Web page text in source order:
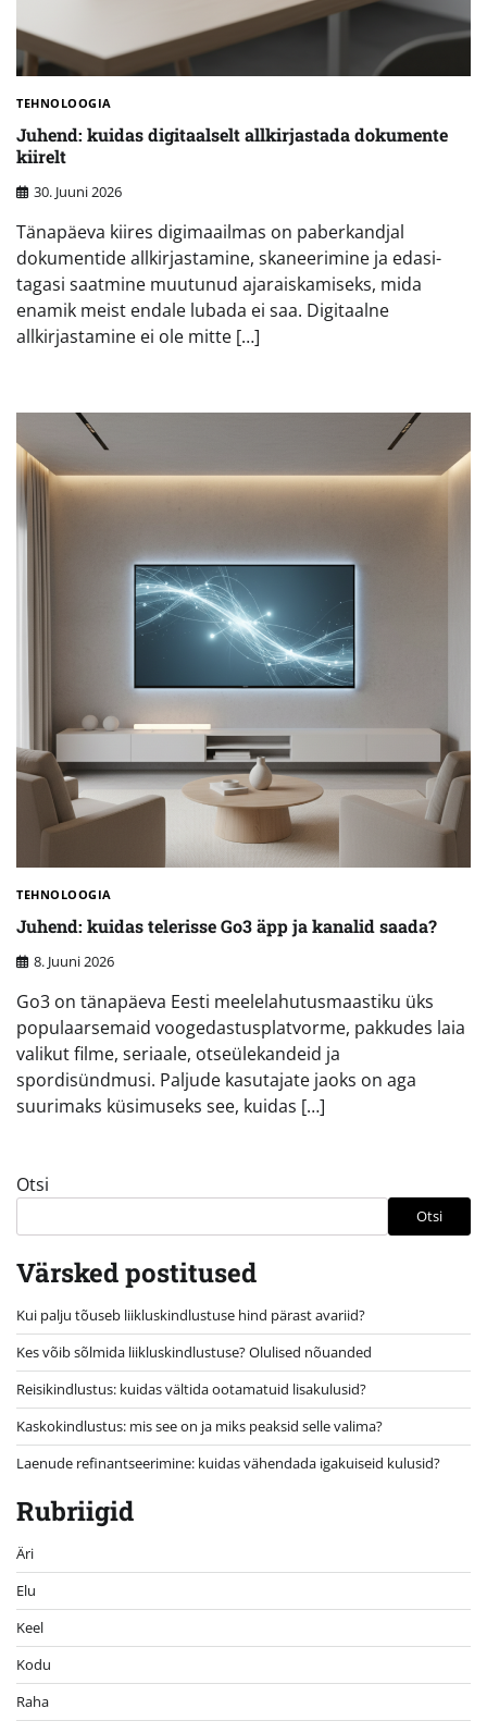
TEHNOLOOGIA
Juhend: kuidas digitaalselt allkirjastada dokumente
kiirelt
30. Juuni 2026
Tänapäeva kiires digimaailmas on paberkandjal
dokumentide allkirjastamine, skaneerimine ja edasi-
tagasi saatmine muutunud ajaraiskamiseks, mida
enamik meist endale lubada ei saa. Digitaalne
allkirjastamine ei ole mitte […]
TEHNOLOOGIA
Juhend: kuidas telerisse Go3 äpp ja kanalid saada?
8. Juuni 2026
Go3 on tänapäeva Eesti meelelahutusmaastiku üks
populaarsemaid voogedastusplatvorme, pakkudes laia
valikut filme, seriaale, otseülekandeid ja
spordisündmusi. Paljude kasutajate jaoks on aga
suurimaks küsimuseks see, kuidas […]
Otsi
Otsi
Värsked postitused
Kui palju tõuseb liikluskindlustuse hind pärast avariid?
Kes võib sõlmida liikluskindlustuse? Olulised nõuanded
Reisikindlustus: kuidas vältida ootamatuid lisakulusid?
Kaskokindlustus: mis see on ja miks peaksid selle valima?
Laenude refinantseerimine: kuidas vähendada igakuiseid kulusid?
Rubriigid
Äri
Elu
Keel
Kodu
Raha